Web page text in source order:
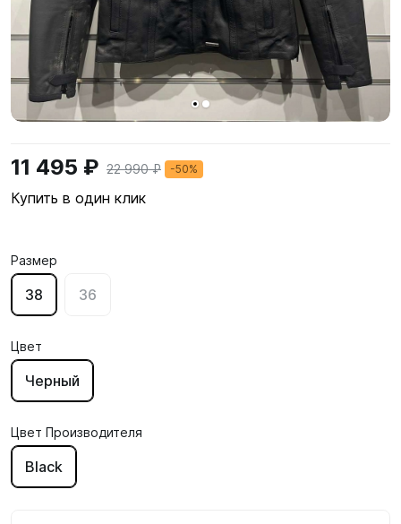
11 495 ₽ 22 990 ₽ -50%
Купить в один клик
Размер
38 36
Цвет
Черный
Цвет Производителя
Black